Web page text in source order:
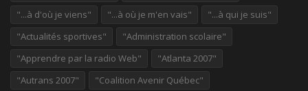
"...à d'où je viens"
"...à où je m'en vais"
"...à qui je suis"
"Actualités sportives"
"Administration scolaire"
"Apprendre par la radio Web"
"Atlanta 2007"
"Autrans 2007"
"Coalition Avenir Québec"